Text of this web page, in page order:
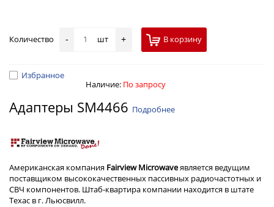
Количество - шт + В корзину
Избранное
Наличие: По запросу
Адаптеры SM4466 Подробнее
Американская компания Fairview Microwaveявляется ведущим
поставщиком высококачественных пассивных радиочастотных и
СВЧ компонентов. Штаб-квартира компании находится в штате
Техас в г. Льюсвилл.